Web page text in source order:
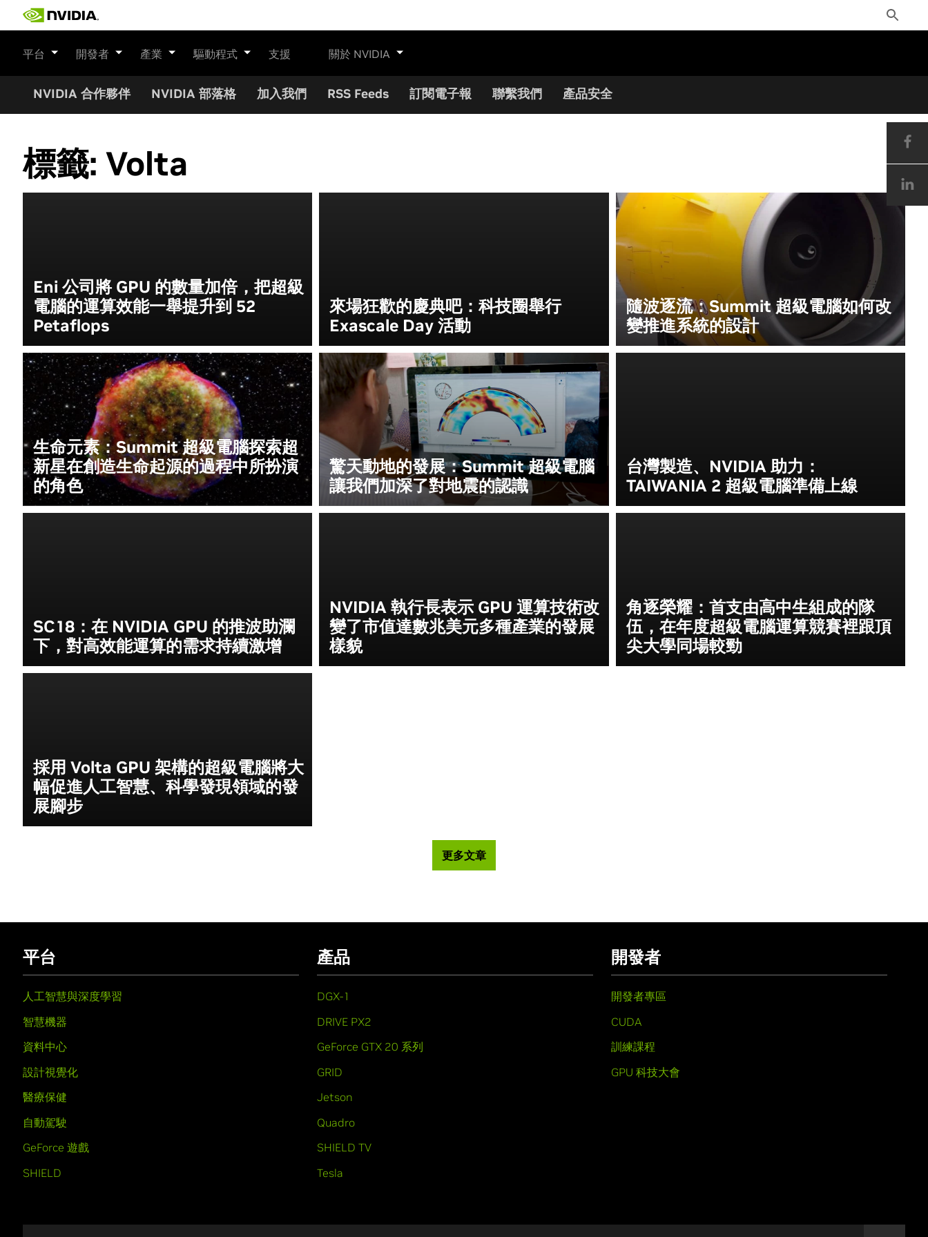
Toggle
Search
平台 開發者 產業 驅動程式 支援 關於 NVIDIA
NVIDIA 合作夥伴 NVIDIA 部落格 加入我們 RSS Feeds 訂閱電子報 聯繫我們 產品安全
標籤: Volta
Eni 公司將 GPU 的數量加倍，把超級
電腦的運算效能一舉提升到 52
Petaflops
來場狂歡的慶典吧：科技圈舉行
Exascale Day 活動
隨波逐流：Summit 超級電腦如何改
變推進系統的設計
生命元素：Summit 超級電腦探索超
新星在創造生命起源的過程中所扮演
的角色
驚天動地的發展：Summit 超級電腦
讓我們加深了對地震的認識
台灣製造、NVIDIA 助力：
TAIWANIA 2 超級電腦準備上線
SC18：在 NVIDIA GPU 的推波助瀾
下，對高效能運算的需求持續激增
NVIDIA 執行長表示 GPU 運算技術改
變了市值達數兆美元多種產業的發展
樣貌
角逐榮耀：首支由高中生組成的隊
伍，在年度超級電腦運算競賽裡跟頂
尖大學同場較勁
採用 Volta GPU 架構的超級電腦將大
幅促進人工智慧、科學發現領域的發
展腳步
更多文章
平台
人工智慧與深度學習
智慧機器
資料中心
設計視覺化
醫療保健
自動駕駛
GeForce 遊戲
SHIELD
產品
DGX-1
DRIVE PX2
GeForce GTX 20 系列
GRID
Jetson
Quadro
SHIELD TV
Tesla
開發者
開發者專區
CUDA
訓練課程
GPU 科技大會